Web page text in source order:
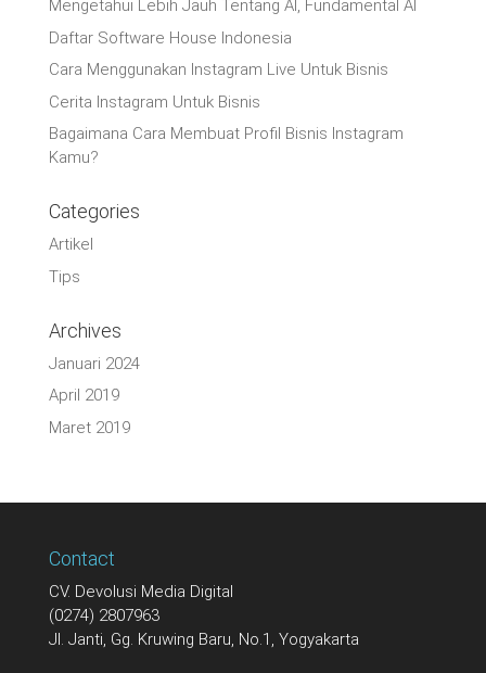
Mengetahui Lebih Jauh Tentang AI, Fundamental AI
Daftar Software House Indonesia
Cara Menggunakan Instagram Live Untuk Bisnis
Cerita Instagram Untuk Bisnis
Bagaimana Cara Membuat Profil Bisnis Instagram
Kamu?
Categories
Artikel
Tips
Archives
Januari 2024
April 2019
Maret 2019
Contact
CV. Devolusi Media Digital
(0274) 2807963
Jl. Janti, Gg. Kruwing Baru, No.1, Yogyakarta